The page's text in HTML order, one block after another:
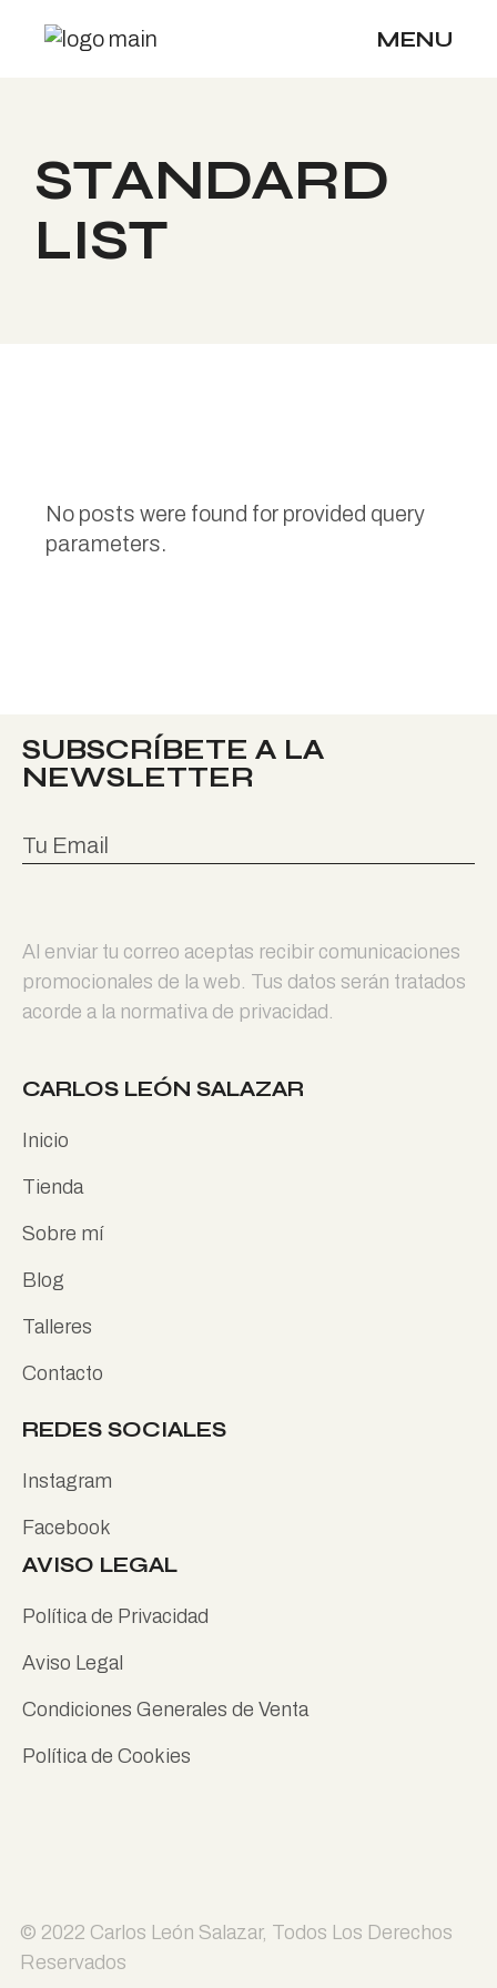
MENU
STANDARD
LIST
No posts were found for provided query
parameters.
SUBSCRÍBETE A LA
NEWSLETTER
Al enviar tu correo aceptas recibir comunicaciones
promocionales de la web. Tus datos serán tratados
acorde a la normativa de privacidad.
CARLOS LEÓN SALAZAR
Inicio
Tienda
Sobre mí
Blog
Talleres
Contacto
REDES SOCIALES
Instagram
Facebook
AVISO LEGAL
Política de Privacidad
Aviso Legal
Condiciones Generales de Venta
Política de Cookies
© 2022 Carlos León Salazar, Todos Los Derechos
Reservados